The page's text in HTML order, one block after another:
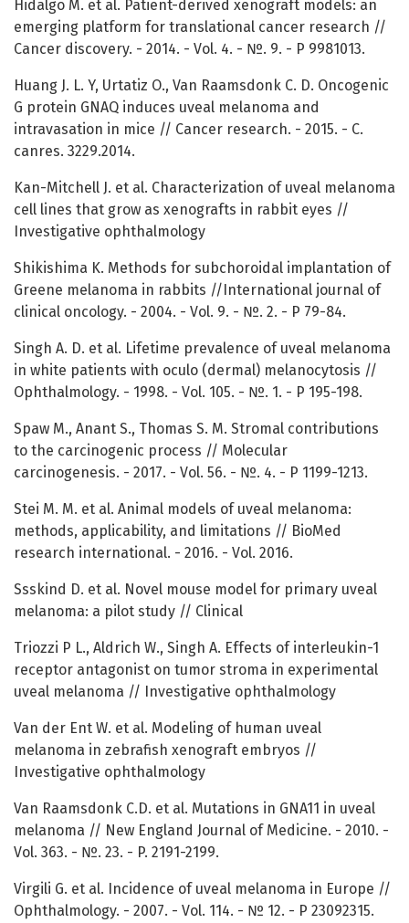
Hidalgo M. et al. Patient-derived xenograft models: an
emerging platform for translational cancer research //
Cancer discovery. - 2014. - Vol. 4. - №. 9. - P 9981013.
Huang J. L. Y, Urtatiz O., Van Raamsdonk C. D. Oncogenic
G protein GNAQ induces uveal melanoma and
intravasation in mice // Cancer research. - 2015. - С.
canres. 3229.2014.
Kan-Mitchell J. et al. Characterization of uveal melanoma
cell lines that grow as xenografts in rabbit eyes //
Investigative ophthalmology
Shikishima K. Methods for subchoroidal implantation of
Greene melanoma in rabbits //International journal of
clinical oncology. - 2004. - Vol. 9. - №. 2. - P 79-84.
Singh A. D. et al. Lifetime prevalence of uveal melanoma
in white patients with oculo (dermal) melanocytosis //
Ophthalmology. - 1998. - Vol. 105. - №. 1. - P 195-198.
Spaw M., Anant S., Thomas S. M. Stromal contributions
to the carcinogenic process // Molecular
carcinogenesis. - 2017. - Vol. 56. - №. 4. - P 1199-1213.
Stei M. M. et al. Animal models of uveal melanoma:
methods, applicability, and limitations // BioMed
research international. - 2016. - Vol. 2016.
Ssskind D. et al. Novel mouse model for primary uveal
melanoma: a pilot study // Clinical
Triozzi P L., Aldrich W., Singh A. Effects of interleukin-1
receptor antagonist on tumor stroma in experimental
uveal melanoma // Investigative ophthalmology
Van der Ent W. et al. Modeling of human uveal
melanoma in zebrafish xenograft embryos //
Investigative ophthalmology
Van Raamsdonk C.D. et al. Mutations in GNA11 in uveal
melanoma // New England Journal of Medicine. - 2010. -
Vol. 363. - №. 23. - P. 2191-2199.
Virgili G. et al. Incidence of uveal melanoma in Europe //
Ophthalmology. - 2007. - Vol. 114. - № 12. - P 23092315.